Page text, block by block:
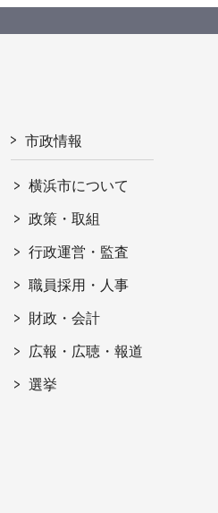
市政情報
横浜市について
政策・取組
行政運営・監査
職員採用・人事
財政・会計
広報・広聴・報道
選挙